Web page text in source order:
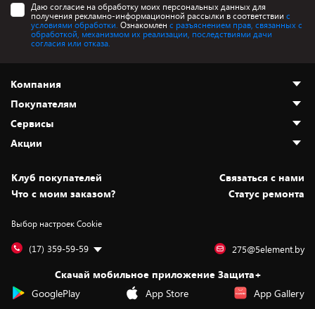
Даю согласие на обработку моих персональных данных для
получения рекламно-информационной рассылки в соответствии с
условиями обработки. Ознакомлен с разъяснением прав, связанных с
обработкой, механизмом их реализации, последствиями дачи
согласия или отказа.
Компания
О нас
Адреса магазинов
Новости
Статьи и обзоры
Вакансии
Дай пять добру!
Покупателям
Как сделать заказ
Оплата и доставка
Безналичный расчёт
Обмен и возврат товара
Обработка персональных данных
Подарочные карты
Сервисы
Установка техники
Для игровых консолей
Для мобильных устройств
Для компьютеров
Сервисные центры
Акции
Скидки и промокоды
Белорусские товары
Бонусы
Оплата частями
Новинки
Клуб покупателей
Cвязаться с нами
Что с моим заказом?
Статус ремонта
Выбор настроек Cookie
(17) 359-59-59 275@5element.by
Скачай мобильное приложение Защита+
GooglePlay
App Store App Gallery